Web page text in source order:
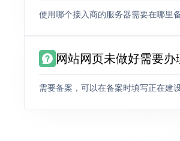
使用哪个接入商的服务器需要在哪里
网站网页未做好需要办
需要备案，可以在备案时填写正在建